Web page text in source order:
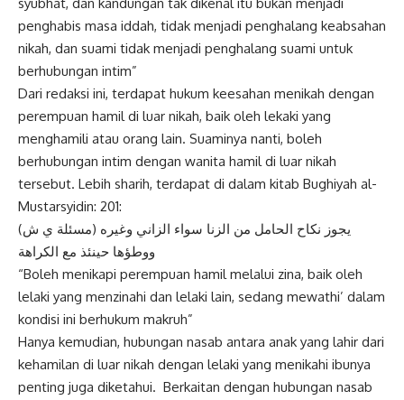
syubhat, dan kandungan tak dikenal itu bukan menjadi
penghabis masa iddah, tidak menjadi penghalang keabsahan
nikah, dan suami tidak menjadi penghalang suami untuk
berhubungan intim”
Dari redaksi ini, terdapat hukum keesahan menikah dengan
perempuan hamil di luar nikah, baik oleh lekaki yang
menghamili atau orang lain. Suaminya nanti, boleh
berhubungan intim dengan wanita hamil di luar nikah
tersebut. Lebih sharih, terdapat di dalam kitab Bughiyah al-
Mustarsyidin: 201:
(مسئلة ي ش) يجوز نكاح الحامل من الزنا سواء الزاني وغيره
ووطؤها حينئذ مع الكراهة
“Boleh menikapi perempuan hamil melalui zina, baik oleh
lelaki yang menzinahi dan lelaki lain, sedang mewathi’ dalam
kondisi ini berhukum makruh”
Hanya kemudian, hubungan nasab antara anak yang lahir dari
kehamilan di luar nikah dengan lelaki yang menikahi ibunya
penting juga diketahui. Berkaitan dengan hubungan nasab